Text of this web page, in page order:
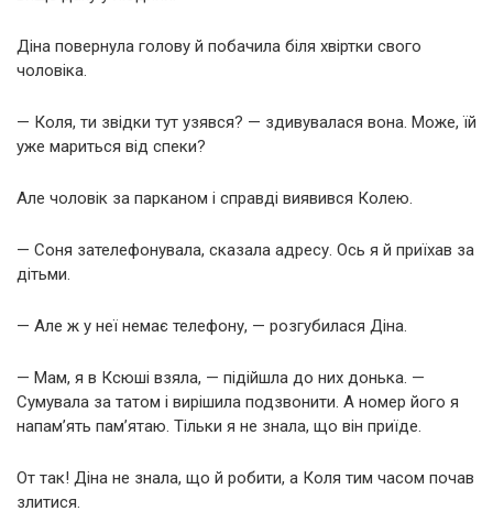
Діна повернула голову й побачила біля хвіртки свого
чоловіка.
— Коля, ти звідки тут узявся? — здивувалася вона. Може, їй
уже мариться від спеки?
Але чоловік за парканом і справді виявився Колею.
— Соня зателефонувала, сказала адресу. Ось я й приїхав за
дітьми.
— Але ж у неї немає телефону, — розгубилася Діна.
— Мам, я в Ксюші взяла, — підійшла до них донька. —
Сумувала за татом і вирішила подзвонити. А номер його я
напам’ять пам’ятаю. Тільки я не знала, що він приїде.
От так! Діна не знала, що й робити, а Коля тим часом почав
злитися.